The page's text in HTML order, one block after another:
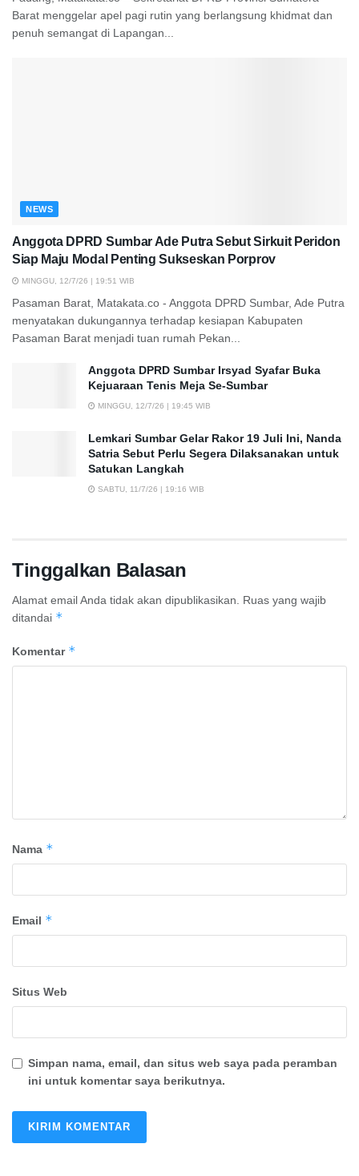
Barat menggelar apel pagi rutin yang berlangsung khidmat dan
penuh semangat di Lapangan...
NEWS
Anggota DPRD Sumbar Ade Putra Sebut Sirkuit Peridon
Siap Maju Modal Penting Sukseskan Porprov
MINGGU, 12/7/26 | 19:51 WIB
Pasaman Barat, Matakata.co - Anggota DPRD Sumbar, Ade Putra
menyatakan dukungannya terhadap kesiapan Kabupaten
Pasaman Barat menjadi tuan rumah Pekan...
Anggota DPRD Sumbar Irsyad Syafar Buka
Kejuaraan Tenis Meja Se-Sumbar
MINGGU, 12/7/26 | 19:45 WIB
Lemkari Sumbar Gelar Rakor 19 Juli Ini, Nanda
Satria Sebut Perlu Segera Dilaksanakan untuk
Satukan Langkah
SABTU, 11/7/26 | 19:16 WIB
Tinggalkan Balasan
Alamat email Anda tidak akan dipublikasikan.
Ruas yang wajib
ditandai *
Komentar *
Nama *
Email *
Situs Web
Simpan nama, email, dan situs web saya pada peramban
ini untuk komentar saya berikutnya.